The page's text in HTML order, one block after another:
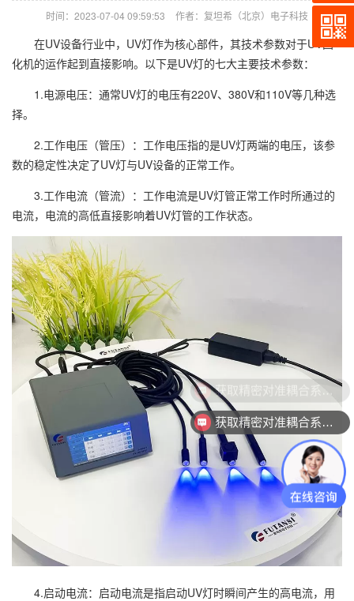
时间：2023-07-04 09:59:53 作者：复坦希（北京）电子科技
在UV设备行业中，UV灯作为核心部件，其技术参数对于UV固
化机的运作起到直接影响。以下是UV灯的七大主要技术参数：
1.电源电压：通常UV灯的电压有220V、380V和110V等几种选
择。
2.工作电压（管压）：工作电压指的是UV灯两端的电压，该参
数的稳定性决定了UV灯与UV设备的正常工作。
3.工作电流（管流）：工作电流是UV灯管正常工作时所通过的
电流，电流的高低直接影响着UV灯管的工作状态。
4.启动电流：启动电流是指启动UV灯时瞬间产生的高电流，用